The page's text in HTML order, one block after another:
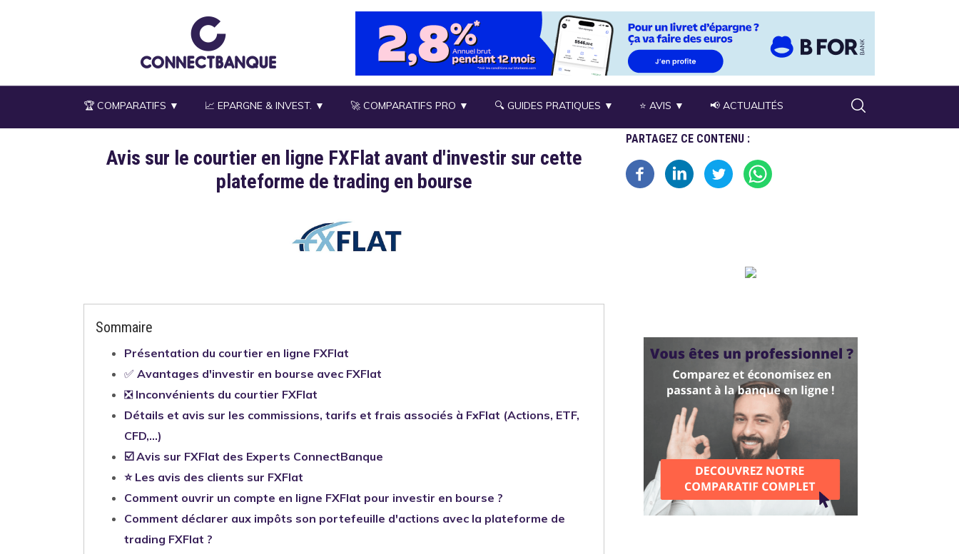
🏆 COMPARATIFS ▼ 📈 EPARGNE & INVEST. ▼ 🚀 COMPARATIFS PRO ▼ 🔍 GUIDES PRATIQUES ▼ ⭐ AVIS ▼ 📢 ACTUALITÉS
Description
Avis sur le courtier en ligne FXFlat avant d'investir sur cette
plateforme de trading en bourse
Sommaire
Présentation du courtier en ligne FXFlat
✅ Avantages d'investir en bourse avec FXFlat
❎ Inconvénients du courtier FXFlat
Détails et avis sur les commissions, tarifs et frais associés à FxFlat (Actions, ETF,
CFD,...)
☑️ Avis sur FXFlat des Experts ConnectBanque
⭐ Les avis des clients sur FXFlat
Comment ouvrir un compte en ligne FXFlat pour investir en bourse ?
Comment déclarer aux impôts son portefeuille d'actions avec la plateforme de
trading FXFlat ?
PARTAGEZ CE CONTENU :